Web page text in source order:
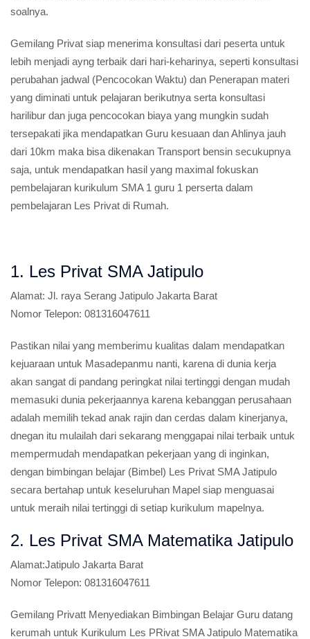
soalnya.
Gemilang Privat siap menerima konsultasi dari peserta untuk
lebih menjadi ayng terbaik dari hari-keharinya, seperti konsultasi
perubahan jadwal (Pencocokan Waktu) dan Penerapan materi
yang diminati untuk pelajaran berikutnya serta konsultasi
harilibur dan juga pencocokan biaya yang mungkin sudah
tersepakati jika mendapatkan Guru kesuaan dan Ahlinya jauh
dari 10km maka bisa dikenakan Transport bensin secukupnya
saja, untuk mendapatkan hasil yang maximal fokuskan
pembelajaran kurikulum SMA 1 guru 1 perserta dalam
pembelajaran Les Privat di Rumah.
1. Les Privat SMA Jatipulo
Alamat: Jl. raya Serang Jatipulo Jakarta Barat
Nomor Telepon: 081316047611
Pastikan nilai yang memberimu kualitas dalam mendapatkan
kejuaraan untuk Masadepanmu nanti, karena di dunia kerja
akan sangat di pandang peringkat nilai tertinggi dengan mudah
memasuki dunia pekerjaannya karena kebanggan perusahaan
adalah memilih tekad anak rajin dan cerdas dalam kinerjanya,
dnegan itu mulailah dari sekarang menggapai nilai terbaik untuk
mempermudah mendapatkan pekerjaan yang di inginkan,
dengan bimbingan belajar (Bimbel) Les Privat SMA Jatipulo
secara bertahap untuk keseluruhan Mapel siap menguasai
untuk meraih nilai tertinggi di setiap kurikulum mapelnya.
2. Les Privat SMA Matematika Jatipulo
Alamat:Jatipulo Jakarta Barat
Nomor Telepon: 081316047611
Gemilang Privatt Menyediakan Bimbingan Belajar Guru datang
kerumah untuk Kurikulum Les PRivat SMA Jatipulo Matematika